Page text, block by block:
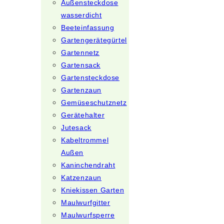
Außensteckdose
wasserdicht
Beeteinfassung
Gartengerätegürtel
Gartennetz
Gartensack
Gartensteckdose
Gartenzaun
Gemüseschutznetz
Gerätehalter
Jutesack
Kabeltrommel
Außen
Kaninchendraht
Katzenzaun
Kniekissen Garten
Maulwurfgitter
Maulwurfsperre